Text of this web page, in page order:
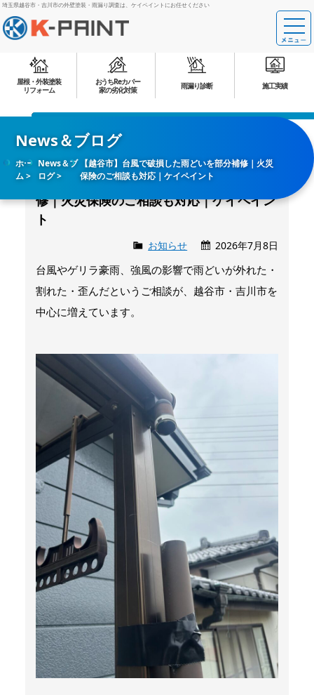
埼玉県越谷市・吉川市の外壁塗装・雨漏り調査は、ケイペイントにお任せください
屋根・外装塗装
リフォーム
おうちReカバー
家の劣化対策
雨漏り診断 施工実績
News＆ブログ
ホー
ム
News＆ブ
ログ
【越谷市】台風で破損した雨どいを部分補修｜火災
保険のご相談も対応｜ケイペイント
【越谷市】台風で破損した雨どいを部分補
修｜火災保険のご相談も対応｜ケイペイン
ト
2026年7月8日
お知らせ
台風やゲリラ豪雨、強風の影響で雨どいが外れた・
割れた・歪んだというご相談が、越谷市・吉川市を
中心に増えています。